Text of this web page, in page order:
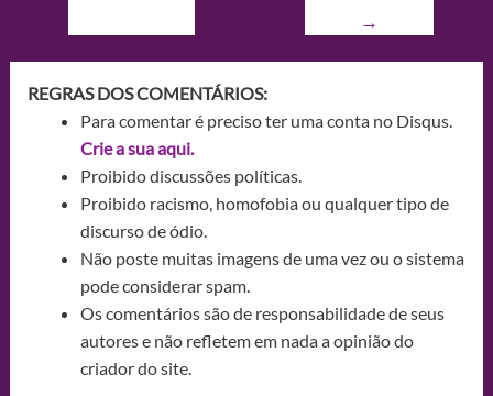
→
REGRAS DOS COMENTÁRIOS:
Para comentar é preciso ter uma conta no Disqus.
Crie a sua aqui.
Proibido discussões políticas.
Proibido racismo, homofobia ou qualquer tipo de
discurso de ódio.
Não poste muitas imagens de uma vez ou o sistema
pode considerar spam.
Os comentários são de responsabilidade de seus
autores e não refletem em nada a opinião do
criador do site.